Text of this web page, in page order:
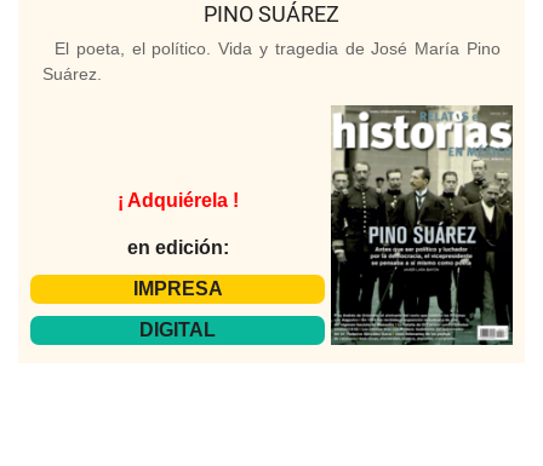
PINO SUÁREZ
El poeta, el político. Vida y tragedia de José María Pino
Suárez.
¡ Adquiérela !
en edición:
IMPRESA
DIGITAL